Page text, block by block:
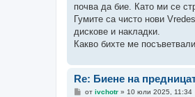
почва да бие. Като ми се
Гумите са чисто нови
дискове и накладки.
Какво бихте ме
Re: Биене на
Мот ivchotr» 10 юли 2025, 11:34